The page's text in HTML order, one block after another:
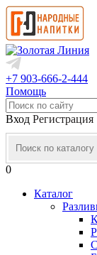
+7 903-666-2-444
Помощь
Вход Регистрация
0
Каталог